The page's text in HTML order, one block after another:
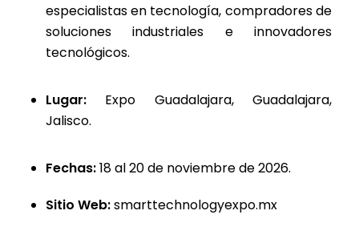
especialistas en tecnología, compradores de
soluciones industriales e innovadores
tecnológicos.
Lugar:Expo Guadalajara, Guadalajara,
Jalisco.
Fechas:18 al 20 de noviembre de 2026.
Sitio Web:smarttechnologyexpo.mx